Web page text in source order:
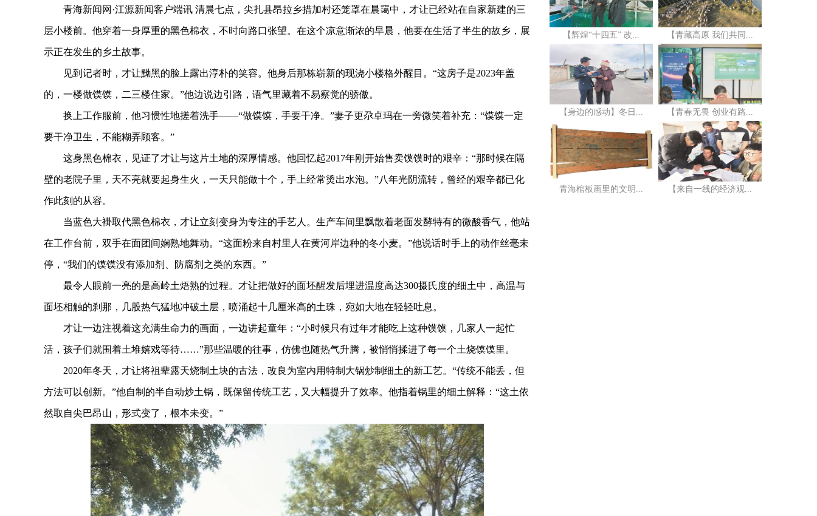
青海新闻网·江源新闻客户端讯 清晨七点，尖扎县昂拉乡措加村还笼罩在晨霭中，才让已经站在自家新建的三
层小楼前。他穿着一身厚重的黑色棉衣，不时向路口张望。在这个凉意渐浓的早晨，他要在生活了半生的故乡，展
示正在发生的乡土故事。
见到记者时，才让黝黑的脸上露出淳朴的笑容。他身后那栋崭新的现浇小楼格外醒目。“这房子是2023年盖
的，一楼做馍馍，二三楼住家。”他边说边引路，语气里藏着不易察觉的骄傲。
换上工作服前，他习惯性地搓着洗手——“做馍馍，手要干净。”妻子更尕卓玛在一旁微笑着补充：“馍馍一定
要干净卫生，不能糊弄顾客。”
这身黑色棉衣，见证了才让与这片土地的深厚情感。他回忆起2017年刚开始售卖馍馍时的艰辛：“那时候在隔
壁的老院子里，天不亮就要起身生火，一天只能做十个，手上经常烫出水泡。”八年光阴流转，曾经的艰辛都已化
作此刻的从容。
当蓝色大褂取代黑色棉衣，才让立刻变身为专注的手艺人。生产车间里飘散着老面发酵特有的微酸香气，他站
在工作台前，双手在面团间娴熟地舞动。“这面粉来自村里人在黄河岸边种的冬小麦。”他说话时手上的动作丝毫未
停，“我们的馍馍没有添加剂、防腐剂之类的东西。”
最令人眼前一亮的是高岭土焐熟的过程。才让把做好的面坯醒发后埋进温度高达300摄氏度的细土中，高温与
面坯相触的刹那，几股热气猛地冲破土层，喷涌起十几厘米高的土珠，宛如大地在轻轻吐息。
才让一边注视着这充满生命力的画面，一边讲起童年：“小时候只有过年才能吃上这种馍馍，几家人一起忙
活，孩子们就围着土堆嬉戏等待……”那些温暖的往事，仿佛也随热气升腾，被悄悄揉进了每一个土烧馍馍里。
2020年冬天，才让将祖辈露天烧制土块的古法，改良为室内用特制大锅炒制细土的新工艺。“传统不能丢，但
方法可以创新。”他自制的半自动炒土锅，既保留传统工艺，又大幅提升了效率。他指着锅里的细土解释：“这土依
然取自尖巴昂山，形式变了，根本未变。”
【辉煌“十四五” 改... 【青藏高原 我们共同...
【身边的感动】冬日... 【青春无畏 创业有路...
青海棺板画里的文明... 【来自一线的经济观...